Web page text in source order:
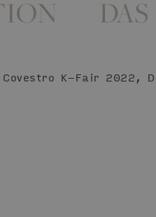
Covestro K-Fair 2022,